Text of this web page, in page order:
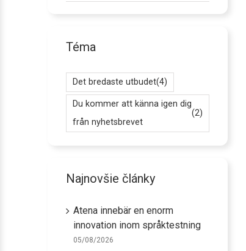
Téma
Det bredaste utbudet(4)
Du kommer att känna igen dig
från nyhetsbrevet
(2)
Najnovšie články
Atena innebär en enorm
innovation inom språktestning
05/08/2026